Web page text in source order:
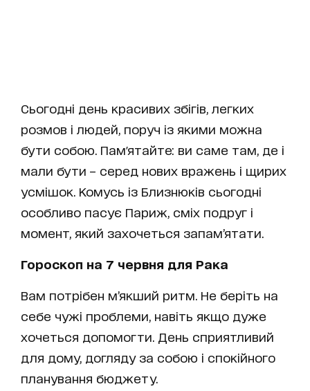
Сьогодні день красивих збігів, легких
розмов і людей, поруч із якими можна
бути собою. Пам'ятайте: ви саме там, де і
мали бути – серед нових вражень і щирих
усмішок. Комусь із Близнюків сьогодні
особливо пасує Париж, сміх подруг і
момент, який захочеться запам’ятати.
Гороскоп на 7 червня для Рака
Вам потрібен м’якший ритм. Не беріть на
себе чужі проблеми, навіть якщо дуже
хочеться допомогти. День сприятливий
для дому, догляду за собою і спокійного
планування бюджету.